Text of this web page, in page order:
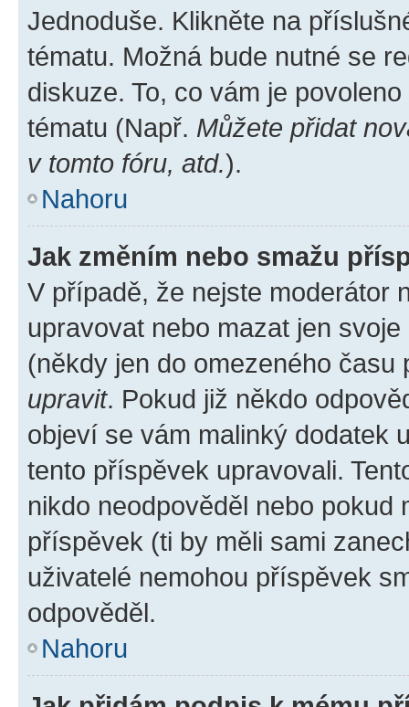
Jednoduše. Klikněte na
tématu. Možná bude nutné se
diskuze. To, co vám je
tématu (Např. Můžete přidat
v tomto fóru, atd.).
Nahoru
Jak změním nebo smažu
V případě, že nejste moderátor
upravovat nebo mazat jen
(někdy jen do omezeného
upravit. Pokud již někdo
objeví se vám malinký dodatek
tento příspěvek upravovali.
nikdo neodpověděl nebo pokud
příspěvek (ti by měli sami
uživatelé nemohou příspěvek
odpověděl.
Nahoru